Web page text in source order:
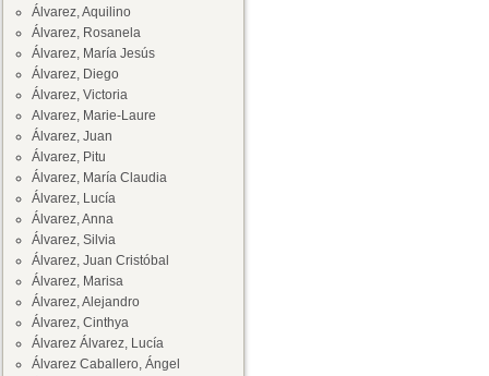
Álvarez, Aquilino
Álvarez, Rosanela
Álvarez, María Jesús
Álvarez, Diego
Álvarez, Victoria
Alvarez, Marie-Laure
Álvarez, Juan
Álvarez, Pitu
Álvarez, María Claudia
Álvarez, Lucía
Álvarez, Anna
Álvarez, Silvia
Álvarez, Juan Cristóbal
Álvarez, Marisa
Álvarez, Alejandro
Álvarez, Cinthya
Álvarez Álvarez, Lucía
Álvarez Caballero, Ángel